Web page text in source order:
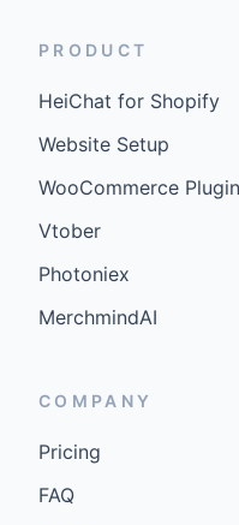
PRODUCT
HeiChat for Shopify
Website Setup
WooCommerce Plugin
Vtober
Photoniex
MerchmindAI
COMPANY
Pricing
FAQ